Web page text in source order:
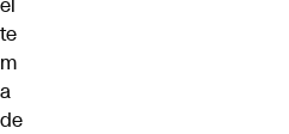
te
m
a
de